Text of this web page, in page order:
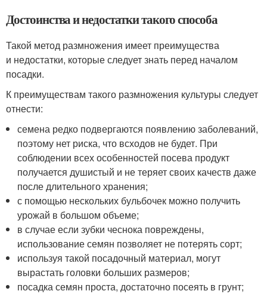
Достоинства и недостатки такого способа
Такой метод размножения имеет преимущества
и недостатки, которые следует знать перед началом
посадки.
К преимуществам такого размножения культуры следует
отнести:
семена редко подвергаются появлению заболеваний,
поэтому нет риска, что всходов не будет. При
соблюдении всех особенностей посева продукт
получается душистый и не теряет своих качеств даже
после длительного хранения;
с помощью нескольких бульбочек можно получить
урожай в большом объеме;
в случае если зубки чеснока повреждены,
использование семян позволяет не потерять сорт;
используя такой посадочный материал, могут
вырастать головки больших размеров;
посадка семян проста, достаточно посеять в грунт;